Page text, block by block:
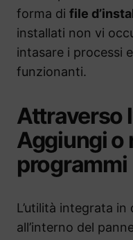
forma di file
installati non vi
intasare i processi
funzionanti.
Attraverso
Aggiungi o
programmi
L’utilità integrata
all’interno del